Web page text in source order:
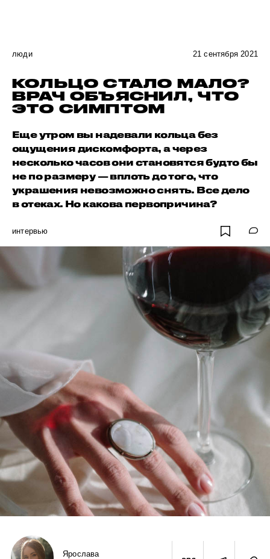
люди 21 сентября 2021
КОЛЬЦО СТАЛО МАЛО?
ВРАЧ ОБЪЯСНИЛ, ЧТО
ЭТО СИМПТОМ
Еще утром вы надевали кольца без
ощущения дискомфорта, а через
несколько часов они становятся будто бы
не по размеру — вплоть до того, что
украшения невозможно снять. Все дело
в отеках. Но какова первопричина?
интервью
Ярослава